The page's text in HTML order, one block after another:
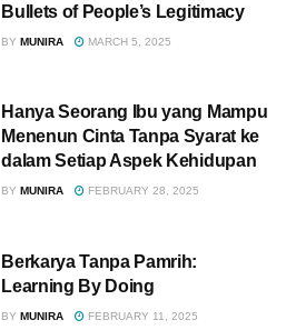
Bullets of People’s Legitimacy
BY MUNIRA MARCH 5, 2025
Hanya Seorang Ibu yang Mampu
Menenun Cinta Tanpa Syarat ke
dalam Setiap Aspek Kehidupan
BY MUNIRA FEBRUARY 28, 2025
Berkarya Tanpa Pamrih:
Learning By Doing
BY MUNIRA FEBRUARY 11, 2025